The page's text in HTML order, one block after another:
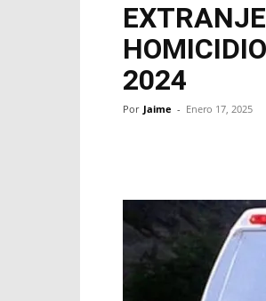
2024
Por Jaime - Enero 17, 2025